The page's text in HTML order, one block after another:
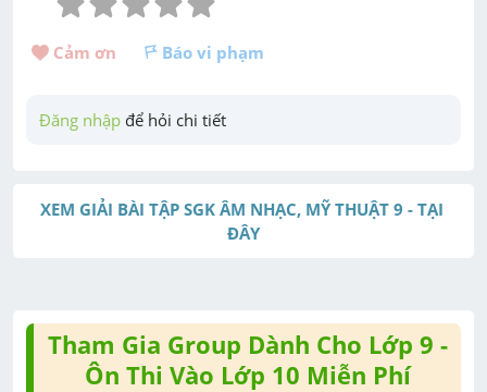
Cảm ơn Báo vi phạm
Đăng nhập để hỏi chi tiết
XEM GIẢI BÀI TẬP SGK ÂM NHẠC, MỸ THUẬT 9 - TẠI
ĐÂY
Tham Gia Group Dành Cho Lớp 9 -
Ôn Thi Vào Lớp 10 Miễn Phí